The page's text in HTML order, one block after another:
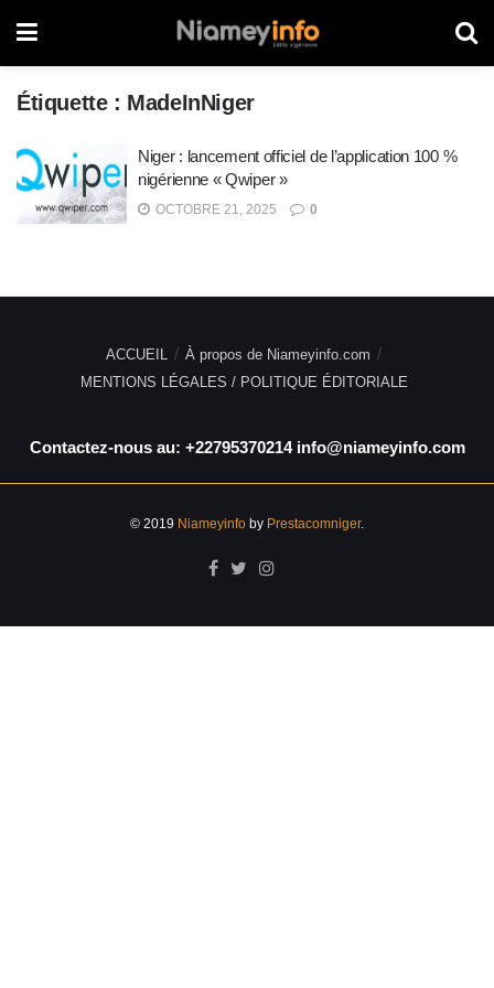
Étiquette : MadeInNiger
Niger : lancement officiel de l’application 100 %
nigérienne « Qwiper »
OCTOBRE 21, 2025 0
ACCUEIL
À propos de Niameyinfo.com
MENTIONS LÉGALES / POLITIQUE ÉDITORIALE
Contactez-nous au: +22795370214 info@niameyinfo.com
© 2019 Niameyinfo by Prestacomniger.